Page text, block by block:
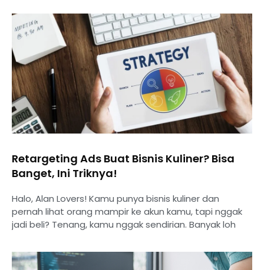
Retargeting Ads Buat Bisnis Kuliner? Bisa
Banget, Ini Triknya!
Halo, Alan Lovers! Kamu punya bisnis kuliner dan
pernah lihat orang mampir ke akun kamu, tapi nggak
jadi beli? Tenang, kamu nggak sendirian. Banyak loh